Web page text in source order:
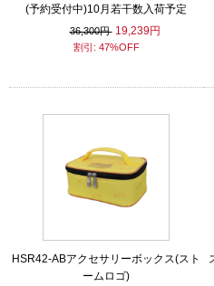
(予約受付中)10月若干数入荷予定
36,300円 19,239円
割引: 47%OFF
HSR42-ABアクセサリーボックス(スト
ームロゴ)